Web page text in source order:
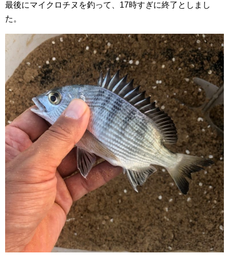
最後にマイクロチヌを釣って、17時すぎに終了としまし
た。